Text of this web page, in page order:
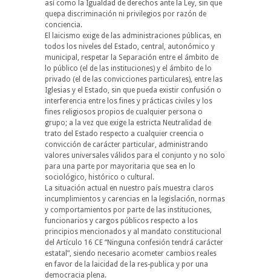
así como la Igualdad de derechos ante la Ley, sin que
quepa discriminación ni privilegios por razón de
conciencia.
El laicismo exige de las administraciones públicas, en
todos los niveles del Estado, central, autonómico y
municipal, respetar la Separación entre el ámbito de
lo público (el de las instituciones) y el ámbito de lo
privado (el de las convicciones particulares), entre las
Iglesias y el Estado, sin que pueda existir confusión o
interferencia entre los fines y prácticas civiles y los
fines religiosos propios de cualquier persona o
grupo; a la vez que exige la estricta Neutralidad de
trato del Estado respecto a cualquier creencia o
convicción de carácter particular, administrando
valores universales válidos para el conjunto y no solo
para una parte por mayoritaria que sea en lo
sociológico, histórico o cultural.
La situación actual en nuestro país muestra claros
incumplimientos y carencias en la legislación, normas
y comportamientos por parte de las instituciones,
funcionarios y cargos públicos respecto a los
principios mencionados y al mandato constitucional
del Artículo 16 CE “Ninguna confesión tendrá carácter
estatal”, siendo necesario acometer cambios reales
en favor de la laicidad de la res-publica y por una
democracia plena.